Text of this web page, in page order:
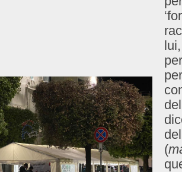
(